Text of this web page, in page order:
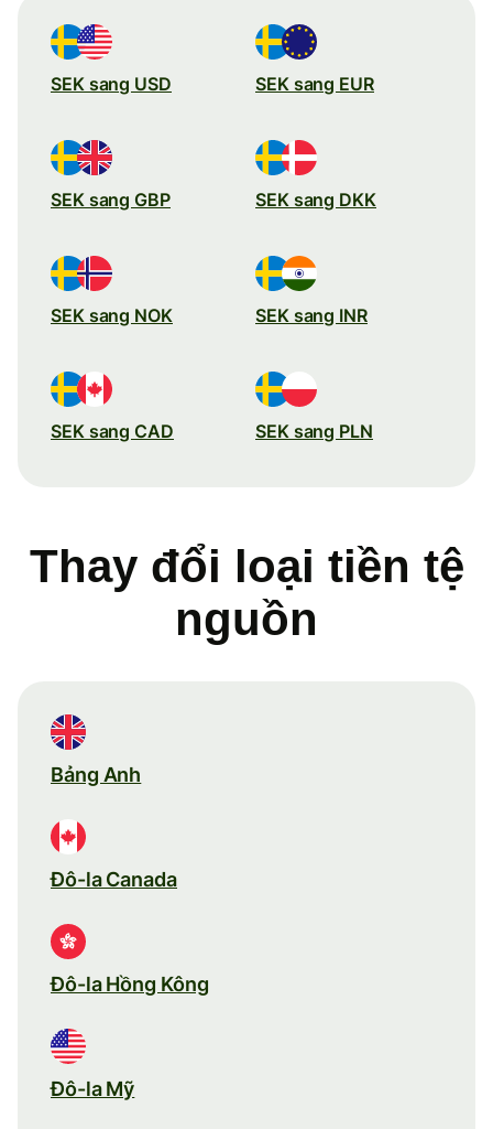
SEK sang USD SEK sang EUR
SEK sang GBP SEK sang DKK
SEK sang NOK SEK sang INR
SEK sang CAD SEK sang PLN
Thay đổi loại tiền tệ
nguồn
Bảng Anh
Đô-la Canada
Đô-la Hồng Kông
Đô-la Mỹ